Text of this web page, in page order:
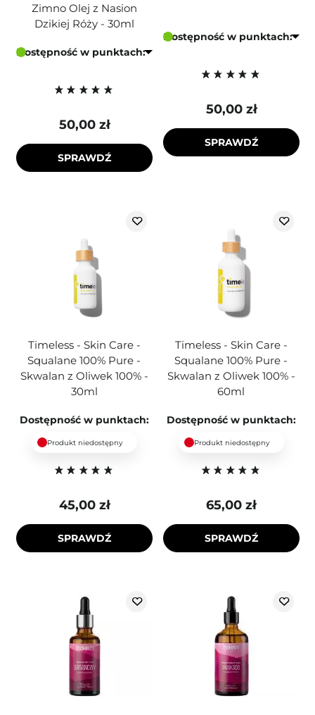
Zimno Olej z Nasion
Dzikiej Róży - 30ml
Dostępność w punktach:
50,00 zł
SPRAWDŹ
Dostępność w punktach:
50,00 zł
SPRAWDŹ
Timeless - Skin Care -
Squalane 100% Pure -
Skwalan z Oliwek 100% -
30ml
Dostępność w punktach:
Produkt niedostępny
45,00 zł
SPRAWDŹ
Timeless - Skin Care -
Squalane 100% Pure -
Skwalan z Oliwek 100% -
60ml
Dostępność w punktach:
Produkt niedostępny
65,00 zł
SPRAWDŹ